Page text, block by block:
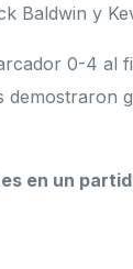
Baldwin y
0-4 al
demostraron
en un